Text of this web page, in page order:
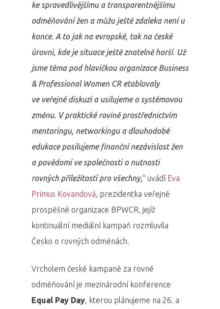
ke spravedlivějšímu a transparentnějšímu
odměňování žen a můžu ještě zdaleka není u
konce. A to jak na evropské, tak na české
úrovni, kde je situace ještě znatelně horší. Už
jsme téma pod hlavičkou organizace Business
& Professional Women CR etablovaly
ve veřejné diskuzi a usilujeme o systémovou
změnu. V praktické rovině prostřednictvím
mentoringu, networkingu a dlouhodobé
edukace posilujeme finanční nezávislost žen
a povědomí ve společnosti o nutnosti
rovných příležitostí pro všechny,“ uvádí Eva
Primus Kovandová, prezidentka veřejně
prospěšné organizace BPWCR, jejíž
kontinuální mediální kampaň rozmluvila
Česko o rovných odměnách.
Vrcholem české kampaně za rovné
odměňování je mezinárodní konference
Equal Pay Day, kterou plánujeme na 26. a